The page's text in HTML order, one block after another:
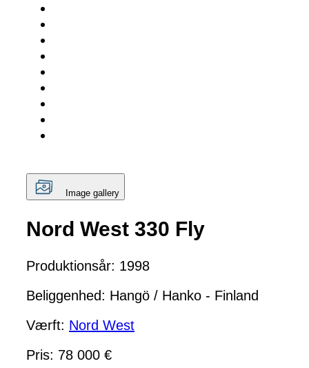
Image gallery
Nord West 330 Fly
Produktionsår: 1998
Beliggenhed: Hangö / Hanko - Finland
Værft: Nord West
Pris: 78 000 €